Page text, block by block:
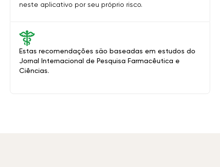
Estas recomendações são baseadas em estudos do
Jornal Internacional de Pesquisa Farmacêutica e
Ciências.
neste aplicativo por seu próprio risco.